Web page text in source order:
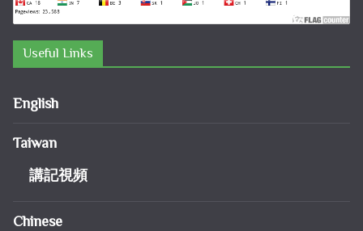
Useful Links
English
Taiwan
講記視頻
Chinese